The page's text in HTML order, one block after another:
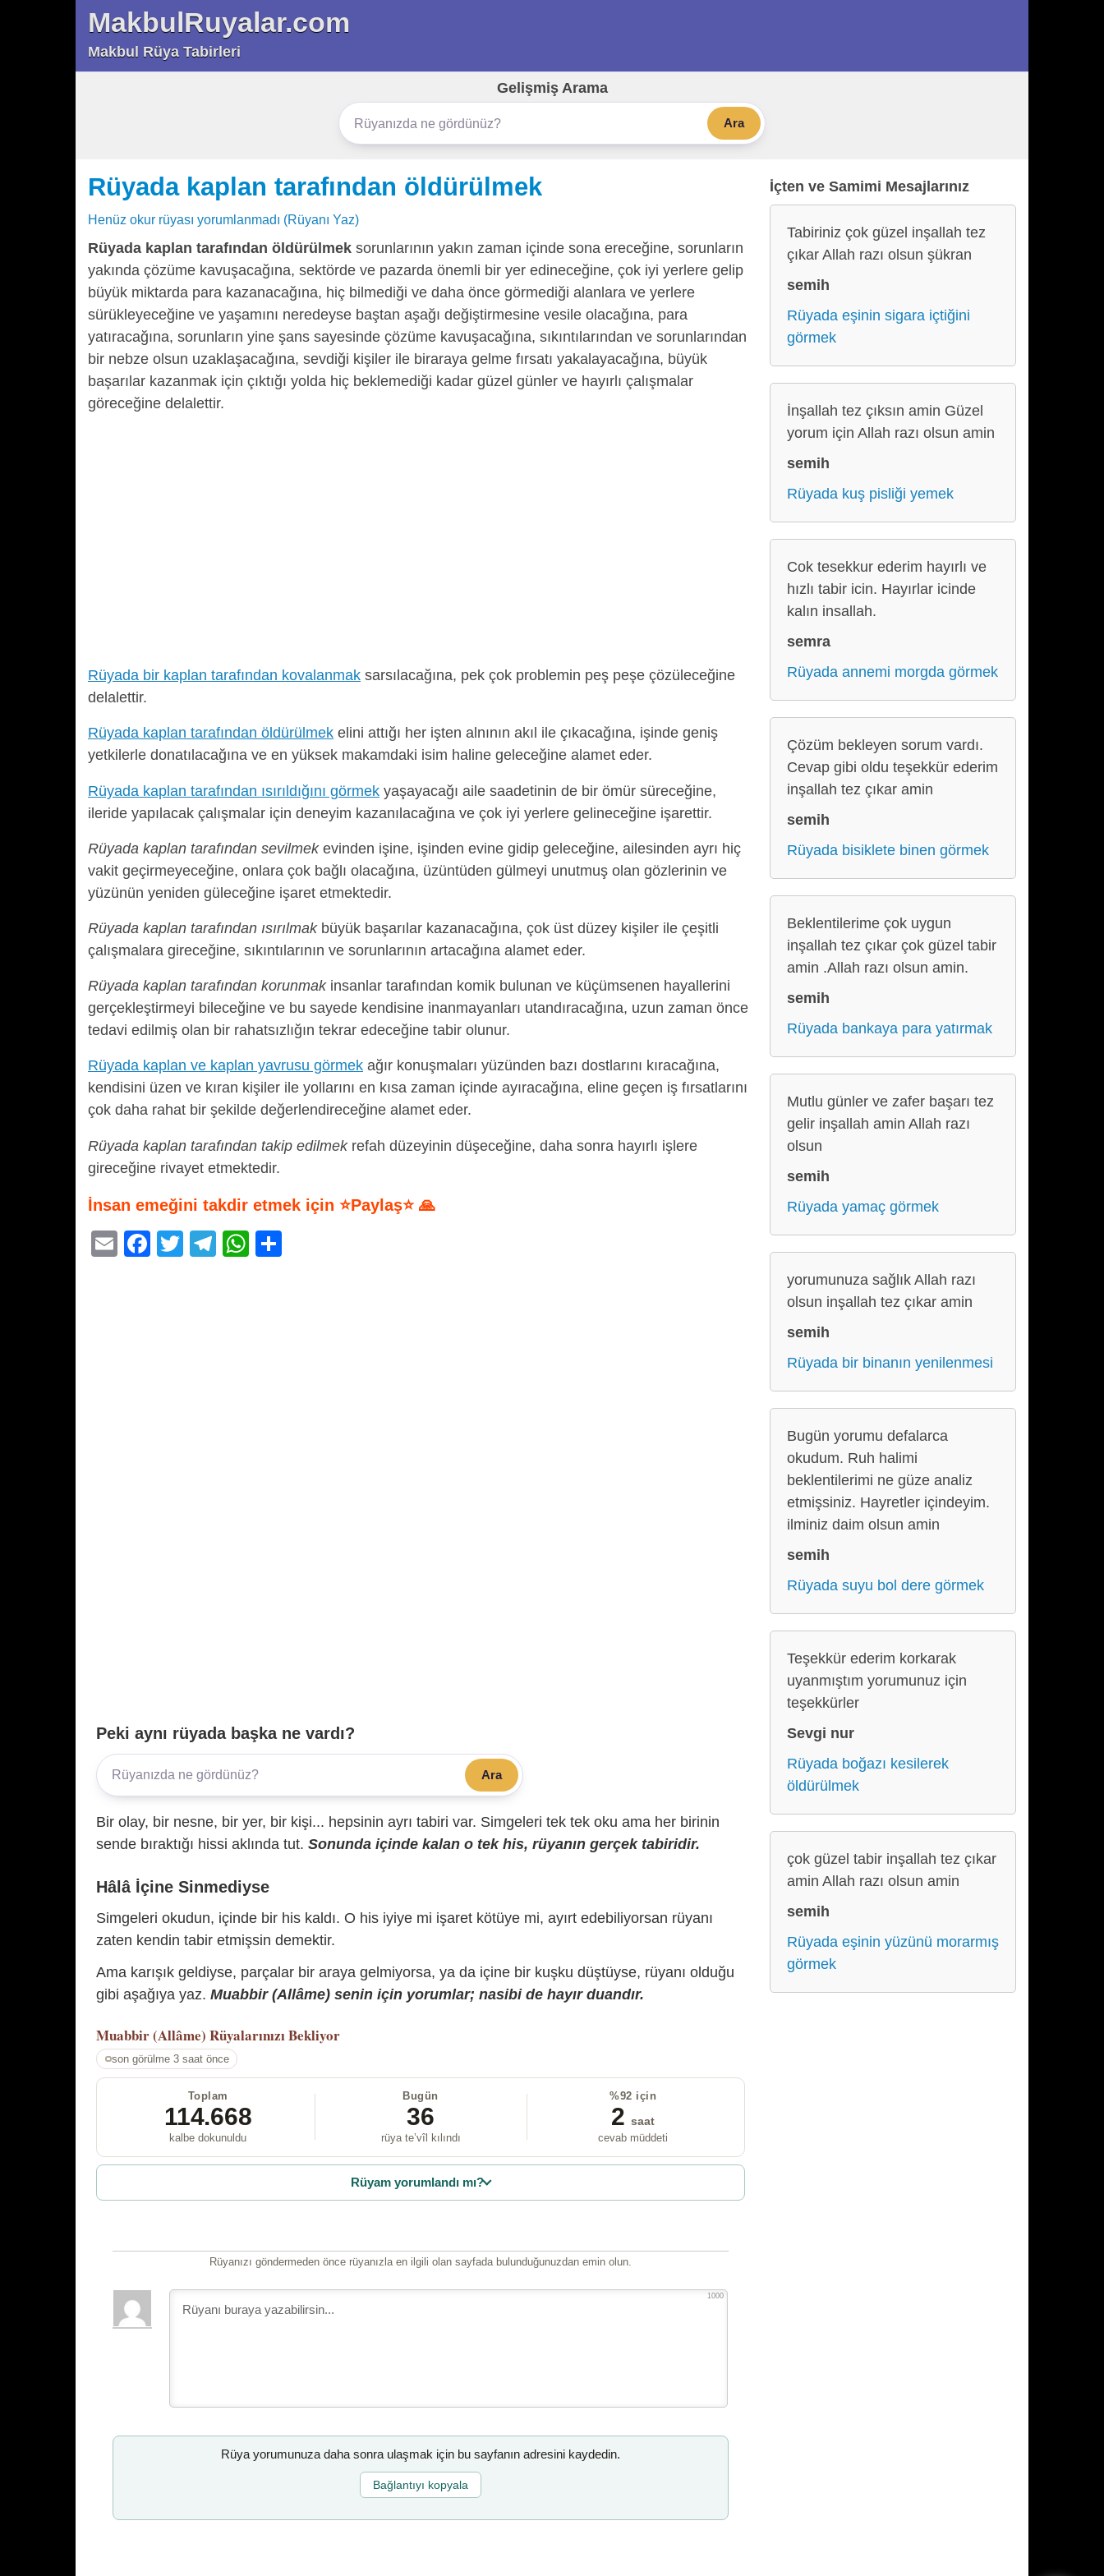
MakbulRuyalar.com
Makbul Rüya Tabirleri
Gelişmiş Arama
Ara
Rüyada kaplan tarafından öldürülmek
Henüz okur rüyası yorumlanmadı (Rüyanı Yaz)
Rüyada kaplan tarafından öldürülmek sorunlarının yakın zaman içinde sona ereceğine, sorunların
yakında çözüme kavuşacağına, sektörde ve pazarda önemli bir yer edineceğine, çok iyi yerlere gelip
büyük miktarda para kazanacağına, hiç bilmediği ve daha önce görmediği alanlara ve yerlere
sürükleyeceğine ve yaşamını neredeyse baştan aşağı değiştirmesine vesile olacağına, para
yatıracağına, sorunların yine şans sayesinde çözüme kavuşacağına, sıkıntılarından ve sorunlarından
bir nebze olsun uzaklaşacağına, sevdiği kişiler ile biraraya gelme fırsatı yakalayacağına, büyük
başarılar kazanmak için çıktığı yolda hiç beklemediği kadar güzel günler ve hayırlı çalışmalar
göreceğine delalettir.
Rüyada bir kaplan tarafından kovalanmak sarsılacağına, pek çok problemin peş peşe çözüleceğine
delalettir.
Rüyada kaplan tarafından öldürülmek elini attığı her işten alnının akıl ile çıkacağına, işinde geniş
yetkilerle donatılacağına ve en yüksek makamdaki isim haline geleceğine alamet eder.
Rüyada kaplan tarafından ısırıldığını görmek yaşayacağı aile saadetinin de bir ömür süreceğine,
ileride yapılacak çalışmalar için deneyim kazanılacağına ve çok iyi yerlere gelineceğine işarettir.
Rüyada kaplan tarafından sevilmekevinden işine, işinden evine gidip geleceğine, ailesinden ayrı hiç
vakit geçirmeyeceğine, onlara çok bağlı olacağına, üzüntüden gülmeyi unutmuş olan gözlerinin ve
yüzünün yeniden güleceğine işaret etmektedir.
Rüyada kaplan tarafından ısırılmakbüyük başarılar kazanacağına, çok üst düzey kişiler ile çeşitli
çalışmalara gireceğine, sıkıntılarının ve sorunlarının artacağına alamet eder.
Rüyada kaplan tarafından korunmakinsanlar tarafından komik bulunan ve küçümsenen hayallerini
gerçekleştirmeyi bileceğine ve bu sayede kendisine inanmayanları utandıracağına, uzun zaman önce
tedavi edilmiş olan bir rahatsızlığın tekrar edeceğine tabir olunur.
Rüyada kaplan ve kaplan yavrusu görmek ağır konuşmaları yüzünden bazı dostlarını kıracağına,
kendisini üzen ve kıran kişiler ile yollarını en kısa zaman içinde ayıracağına, eline geçen iş fırsatlarını
çok daha rahat bir şekilde değerlendireceğine alamet eder.
Rüyada kaplan tarafından takip edilmekrefah düzeyinin düşeceğine, daha sonra hayırlı işlere
gireceğine rivayet etmektedir.
İnsan emeğini takdir etmek için ⭐Paylaş⭐ 🙏
E
F
T
T
W
Peki aynı rüyada başka ne vardı?
Ara
Bir olay, bir nesne, bir yer, bir kişi... hepsinin ayrı tabiri var. Simgeleri tek tek oku ama her birinin
sende bıraktığı hissi aklında tut. Sonunda içinde kalan o tek his, rüyanın gerçek tabiridir.
Hâlâ İçine Sinmediyse
Simgeleri okudun, içinde bir his kaldı. O his iyiye mi işaret kötüye mi, ayırt edebiliyorsan rüyanı
zaten kendin tabir etmişsin demektir.
Ama karışık geldiyse, parçalar bir araya gelmiyorsa, ya da içine bir kuşku düştüyse, rüyanı olduğu
gibi aşağıya yaz. Muabbir (Allâme) senin için yorumlar; nasibi de hayır duandır.
Muabbir (Allâme) Rüyalarınızı Bekliyor
son görülme 3 saat önce
Toplam
114.668
kalbe dokunuldu
Bugün
36
rüya te’vîl kılındı
%92 için
2 saat
cevab müddeti
Rüyam yorumlandı mı?
Rüyanızı göndermeden önce rüyanızla en ilgili olan sayfada bulunduğunuzdan emin olun.
1000
Rüya yorumunuza daha sonra ulaşmak için bu sayfanın adresini kaydedin.
Bağlantıyı kopyala
İçten ve Samimi Mesajlarınız
Tabiriniz çok güzel inşallah tez
çıkar Allah razı olsun şükran
semih
Rüyada eşinin sigara içtiğini
görmek
İnşallah tez çıksın amin Güzel
yorum için Allah razı olsun amin
semih
Rüyada kuş pisliği yemek
Cok tesekkur ederim hayırlı ve
hızlı tabir icin. Hayırlar icinde
kalın insallah.
semra
Rüyada annemi morgda görmek
Çözüm bekleyen sorum vardı.
Cevap gibi oldu teşekkür ederim
inşallah tez çıkar amin
semih
Rüyada bisiklete binen görmek
Beklentilerime çok uygun
inşallah tez çıkar çok güzel tabir
amin .Allah razı olsun amin.
semih
Rüyada bankaya para yatırmak
Mutlu günler ve zafer başarı tez
gelir inşallah amin Allah razı
olsun
semih
Rüyada yamaç görmek
yorumunuza sağlık Allah razı
olsun inşallah tez çıkar amin
semih
Rüyada bir binanın yenilenmesi
Bugün yorumu defalarca
okudum. Ruh halimi
beklentilerimi ne güze analiz
etmişsiniz. Hayretler içindeyim.
ilminiz daim olsun amin
semih
Rüyada suyu bol dere görmek
Teşekkür ederim korkarak
uyanmıştım yorumunuz için
teşekkürler
Sevgi nur
Rüyada boğazı kesilerek
öldürülmek
çok güzel tabir inşallah tez çıkar
amin Allah razı olsun amin
semih
Rüyada eşinin yüzünü morarmış
görmek